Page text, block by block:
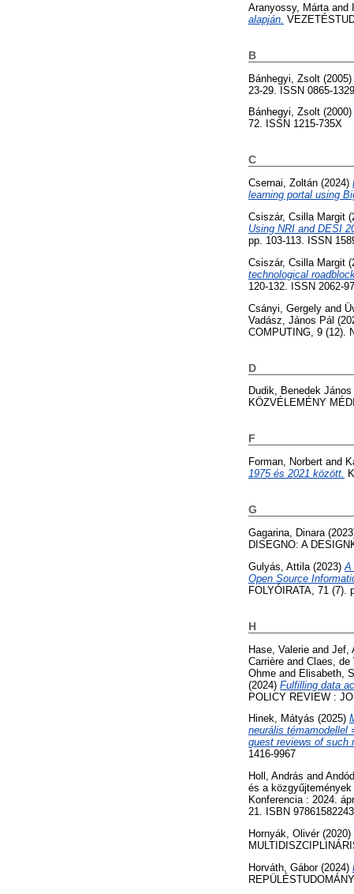
Aranyossy, Márta and
alapján.
B
Bánhegyi, Zsolt (2005)
23-29. ISSN 0865-1329
Bánhegyi, Zsolt (2000)
72. ISSN 1215-735X
C
Csernai, Zoltán (2024)
learning portal using
Csiszár, Csilla Margit
Using NRI and DESI
pp. 103-113. ISSN
Csiszár, Csilla Margit
technological
120-132. ISSN 2062-
Csányi, Gergely and
Vadász, János Pál
COMPUTING, 9 (12).
D
Dudik, Benedek János
KÖZVÉLEMÉNY
F
Forman, Norbert and
1975 és 2021 között.
G
Gagarina, Dinara
DISEGNO: A
Gulyás, Attila (2023) A
Open Source
FOLYÓIRATA, 71 (7).
H
Hase, Valerie and Jef,
Carrière and Claes, de
Ohme and Elisabeth,
(2024) Fulfilling data
POLICY REVIEW :
Hinek, Mátyás (2025)
neurális témamodellel
guest reviews of such
1416-9967
Holl, András and
és a
Konferencia : 2024.
21. ISBN
Hornyák, Olivér(2020)
Horváth, Gábor(2024)